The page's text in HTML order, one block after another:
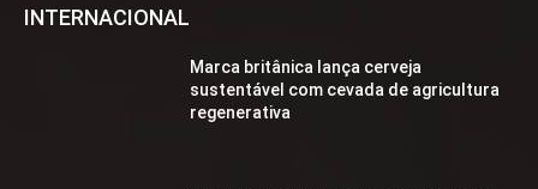
INTERNACIONAL
Marca britânica lança cerveja
sustentável com cevada de agricultura
regenerativa